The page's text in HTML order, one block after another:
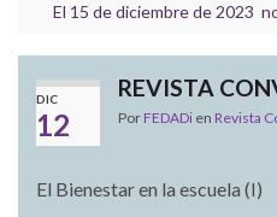
El 15 de diciembre de 2023
DIC
12
REVISTA
Por FEDADi en Revista
El Bienestar en la escuela (I)